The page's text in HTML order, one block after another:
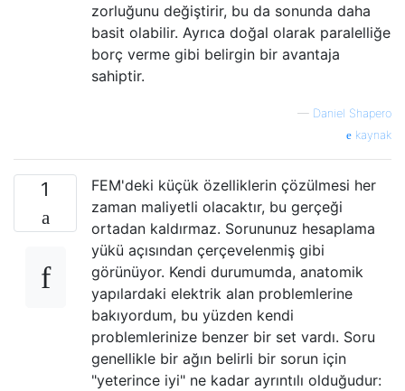
zorluğunu değiştirir, bu da sonunda daha
basit olabilir. Ayrıca doğal olarak paralelliğe
borç verme gibi belirgin bir avantaja
sahiptir.
— Daniel Shapero
kaynak
1
FEM'deki küçük özelliklerin çözülmesi her
zaman maliyetli olacaktır, bu gerçeği
ortadan kaldırmaz. Sorununuz hesaplama
yükü açısından çerçevelenmiş gibi
görünüyor. Kendi durumumda, anatomik
yapılardaki elektrik alan problemlerine
bakıyordum, bu yüzden kendi
problemlerinize benzer bir set vardı. Soru
genellikle bir ağın belirli bir sorun için
"yeterince iyi" ne kadar ayrıntılı olduğudur: